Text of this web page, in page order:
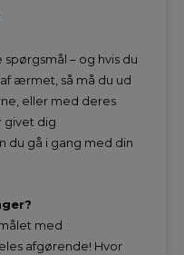
spørgsmål – og hvis du
ærmet, så må du ud
eller med deres
givet dig
du gå i gang med din
med
afgørende! Hvor